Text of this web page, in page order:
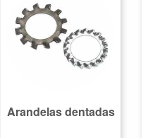
Arandelas dentadas